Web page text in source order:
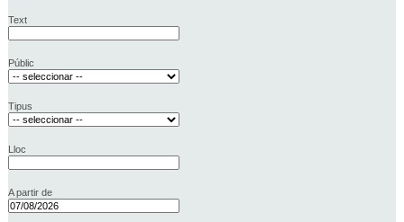
Text
Públic
Tipus
Lloc
A partir de